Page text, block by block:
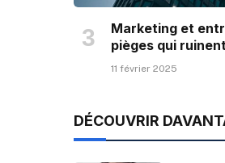
Marketing et
pièges qui ruinent
11 février 2025
DÉCOUVRIR